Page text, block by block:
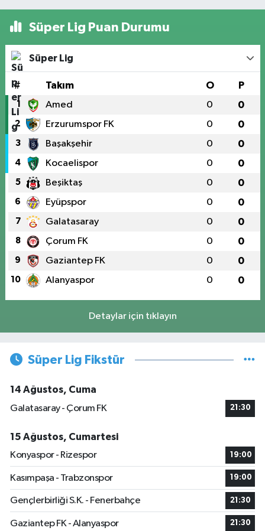
Süper Lig Puan Durumu
Süper Lig
# Takım O P
1 Amed 0 0
2 Erzurumspor FK 0 0
3 Başakşehir 0 0
4 Kocaelispor 0 0
5 Beşiktaş 0 0
6 Eyüpspor 0 0
7 Galatasaray 0 0
8 Çorum FK 0 0
9 Gaziantep FK 0 0
10 Alanyaspor 0 0
Detaylar için tıklayın
Süper Lig Fikstür
14 Ağustos, Cuma
Galatasaray - Çorum FK
21:30
15 Ağustos, Cumartesi
Konyaspor - Rizespor
19:00
Kasımpaşa - Trabzonspor 19:00
Gençlerbirliği S.K. - Fenerbahçe 21:30
Gaziantep FK - Alanyaspor 21:30